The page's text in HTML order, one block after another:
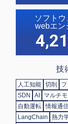
ソフトウ
webエン
技
人工知能 切削
SDN
AI マルチ
自動運転 情報通
LangChain
熱力